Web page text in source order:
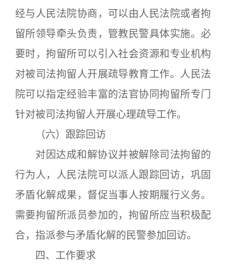
经与人民法院协商，可以由人民法院或者拘
留所领导牵头负责，管教民警具体实施。必
要时，拘留所可以引入社会资源和专业机构
对被司法拘留人开展疏导教育工作。人民法
院可以指定经验丰富的法官协同拘留所专门
针对被司法拘留人开展心理疏导工作。
（六）跟踪回访
对因达成和解协议并被解除司法拘留的
行为人，人民法院可以派人跟踪回访，巩固
矛盾化解成果，督促当事人按期履行义务。
需要拘留所派员参加的，拘留所应当积极配
合，指派参与矛盾化解的民警参加回访。
四、工作要求